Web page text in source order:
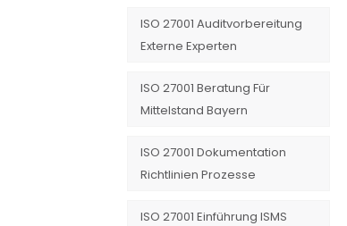
ISO 27001 Auditvorbereitung
Externe Experten
ISO 27001 Beratung Für
Mittelstand Bayern
ISO 27001 Dokumentation
Richtlinien Prozesse
ISO 27001 Einführung ISMS